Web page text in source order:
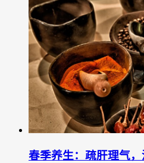
春季养生：疏肝理气